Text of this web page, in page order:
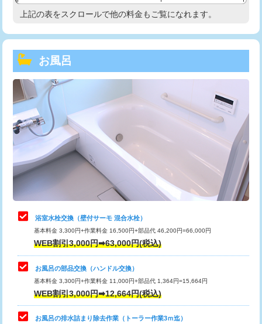
高度高圧洗浄換 現地調査
トーラー機使用/3mまで
追加トーラー機使用/3m超え
カメラ調査 33,000円
桝清掃 8,800円
止水・漏水調査・防水処理・清掃・修
理・調整・分解・加工など（軽作業）
止水・漏水調査・防水処理・清掃・修
理・調整・分解・加工など（中作業）
22,000円
止水・漏水調査・防水処理・清掃・修
理・調整・分解・加工など（重作業）
33,000円
トイレタンク脱着
トイレ便器脱着
タンクレストイレ脱着 33,000円
上記の表をスクロールで他の料金もご覧になれます。
お風呂
浴室水栓交換（壁付サーモ 混合水栓）
基本料金 3,300円+作業料金 16,500円+部品代 46,200円=66,000円
WEB割引3,000円➡63,000円(税込)
お風呂の部品交換（ハンドル交換）
基本料金 3,300円+作業料金 11,000円+部品代 1,364円=15,664円
WEB割引3,000円➡12,664円(税込)
お風呂の排水詰まり除去作業（トーラー作業3ｍ迄）